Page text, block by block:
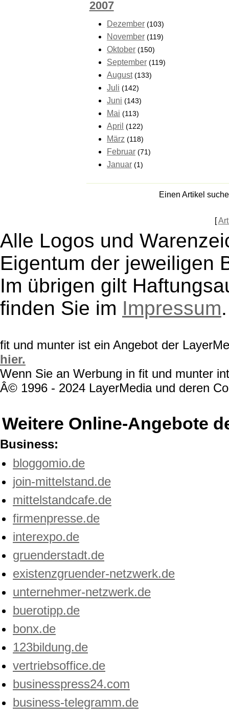
2007
Dezember (103)
November (119)
Oktober (150)
September (119)
August (133)
Juli (142)
Juni (143)
Mai (113)
April (122)
März (118)
Februar (71)
Januar (1)
Einen Artikel
[
Alle Logos und
Eigentum der jeweiligen
Im übrigen gilt
finden Sie im Impressum.
fit und munter ist ein Angebot der
hier.
Wenn Sie an Werbung in fit und munter
Â© 1996 - 2024 LayerMedia und deren
Weitere Online-Angebote
Business:
bloggomio.de
join-mittelstand.de
mittelstandcafe.de
firmenpresse.de
interexpo.de
gruenderstadt.de
existenzgruender-netzwerk.de
unternehmer-netzwerk.de
buerotipp.de
bonx.de
123bildung.de
vertriebsoffice.de
businesspress24.com
business-telegramm.de